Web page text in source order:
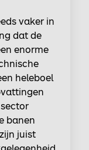
vaker in
dat de
enorme
heleboel
banen
juist